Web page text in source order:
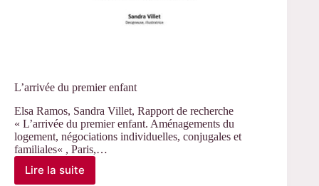
L’arrivée du premier enfant
Elsa Ramos, Sandra Villet, Rapport de recherche
« L’arrivée du premier enfant. Aménagements du
logement, négociations individuelles, conjugales et
familiales« , Paris,…
Lire la suite
L’arrivée